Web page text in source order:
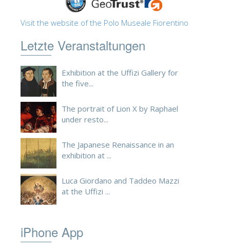
Visit the website of the Polo Museale Fiorentino
Letzte Veranstaltungen
Exhibition at the Uffizi Gallery for
the five...
The portrait of Lion X by Raphael
under resto...
The Japanese Renaissance in an
exhibition at ...
Luca Giordano and Taddeo Mazzi
at the Uffizi ...
iPhone App